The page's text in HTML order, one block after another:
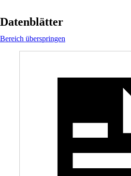
Datenblätter
Bereich überspringen